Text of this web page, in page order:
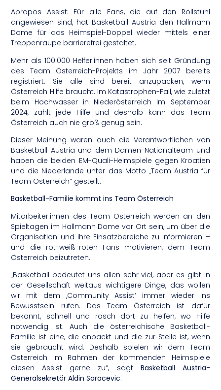
Apropos Assist: Für alle Fans, die auf den Rollstuhl
angewiesen sind, hat Basketball Austria den Hallmann
Dome für das Heimspiel-Doppel wieder mittels einer
Treppenraupe barrierefrei gestaltet.
Mehr als 100.000 Helfer:innen haben sich seit Gründung
des Team Österreich-Projekts im Jahr 2007 bereits
registriert. Sie alle sind bereit anzupacken, wenn
Österreich Hilfe braucht. Im Katastrophen-Fall, wie zuletzt
beim Hochwasser in Niederösterreich im September
2024, zählt jede Hilfe und deshalb kann das Team
Österreich auch nie groß genug sein.
Dieser Meinung waren auch die Verantwortlichen von
Basketball Austria und dem Damen-Nationalteam und
haben die beiden EM-Quali-Heimspiele gegen Kroatien
und die Niederlande unter das Motto „Team Austria für
Team Österreich“ gestellt.
Basketball-Familie kommt ins Team Österreich
Mitarbeiter:innen des Team Österreich werden an den
Spieltagen im Hallmann Dome vor Ort sein, um über die
Organisation und ihre Einsatzbereiche zu informieren –
und die rot-weiß-roten Fans motivieren, dem Team
Österreich beizutreten.
„Basketball bedeutet uns allen sehr viel, aber es gibt in
der Gesellschaft weitaus wichtigere Dinge, das wollen
wir mit dem ‚Community Assist‘ immer wieder ins
Bewusstsein rufen. Das Team Österreich ist dafür
bekannt, schnell und rasch dort zu helfen, wo Hilfe
notwendig ist. Auch die österreichische Basketball-
Familie ist eine, die anpackt und die zur Stelle ist, wenn
sie gebraucht wird. Deshalb spielen wir dem Team
Österreich im Rahmen der kommenden Heimspiele
diesen Assist gerne zu“, sagt Basketball Austria-
Generalsekretär Aldin Saracevic.